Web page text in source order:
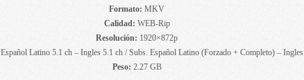
Formato: MKV
Calidad: WEB-Rip
Resolución: 1920×872p
Español Latino 5.1 ch – Ingles 5.1 ch / Subs. Español Latino (Forzado + Completo) – Ingles
Peso: 2.27 GB